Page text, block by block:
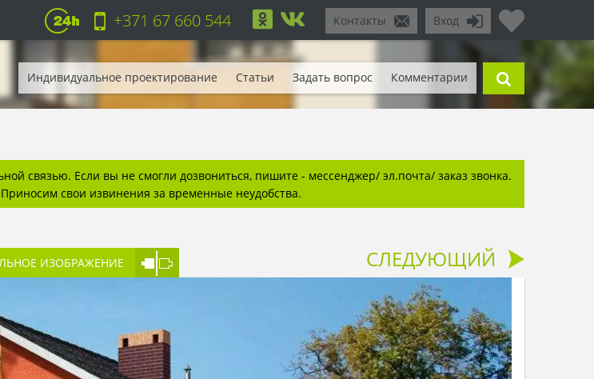
Вход
Контакты
+371 67 660 544
Индивидуальное проектирование Статьи Задать вопрос Комментарии
связью. Если вы не смогли дозвониться, пишите - мессенджер/ эл.почта/ заказ звонка.
свои извинения за временные неудобства.
ИЗОБРАЖЕНИЕ СЛЕДУЮЩИЙ